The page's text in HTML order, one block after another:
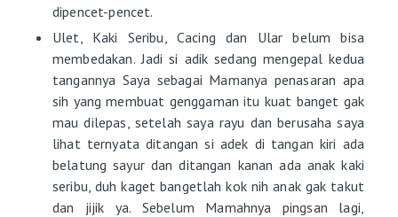
dipencet-pencet.
Ulet, Kaki Seribu, Cacing dan Ular belum bisa
membedakan. Jadi si adik sedang mengepal kedua
tangannya Saya sebagai Mamanya penasaran apa
sih yang membuat genggaman itu kuat banget gak
mau dilepas, setelah saya rayu dan berusaha saya
lihat ternyata ditangan si adek di tangan kiri ada
belatung sayur dan ditangan kanan ada anak kaki
seribu, duh kaget bangetlah kok nih anak gak takut
dan jijik ya. Sebelum Mamahnya pingsan lagi,